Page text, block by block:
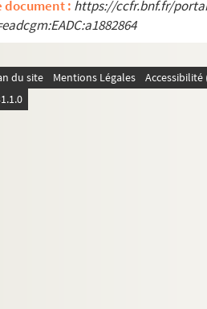
document : https://ccfr.bnf.fr/
du site Mentions Légales